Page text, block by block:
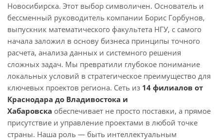
Новосибирска. Этот выбор символичен. Основатель и
бессменный руководитель компании Борис Горбунов,
выпускник математического факультета НГУ, с самого
начала заложил в основу бизнеса принципы точного
расчета, анализа данных и системного решения
сложных задач. Мы превратили глубокое понимание
локальных условий в стратегическое преимущество для
ключевых проектов региона. Сеть из 14 филиалов от
Краснодара до Владивостока и
Хабаровска обеспечивает не просто поставки, а прямое
присутствие и управление проектами в любой точке
страны. Наша роль — быть интеллектуальным